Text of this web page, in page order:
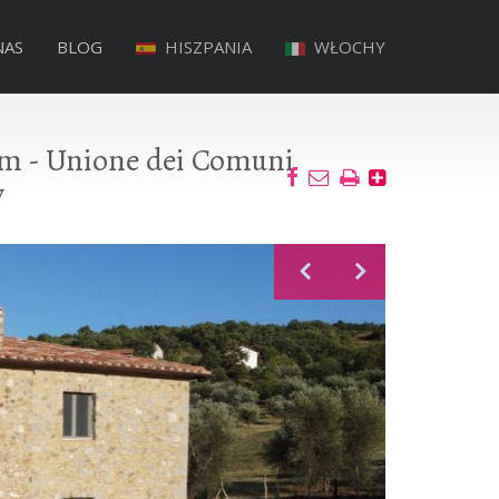
BLOG HISZPANIA WŁOCHY
- Unione dei Comuni